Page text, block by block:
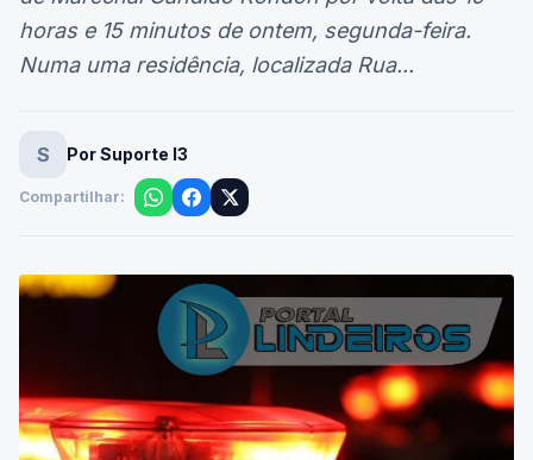
de Marechal Cândido Rondon por volta das 19
horas e 15 minutos de ontem, segunda-feira.
Numa uma residência, localizada Rua...
S Por Suporte I3
Compartilhar: